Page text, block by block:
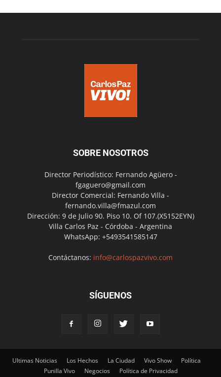
SOBRE NOSOTROS
Director Periodístico: Fernando Agüero -
fgaguero@gmail.com
Director Comercial: Fernando Villa -
fernando.villa@fmazul.com
Dirección: 9 de Julio 90. Piso 10. Of 107.(X5152EYN)
Villa Carlos Paz - Córdoba - Argentina
WhatsApp: +5493541585147
Contáctanos: info@carlospazvivo.com
SÍGUENOS
Ultimas Noticias Los Hechos La Ciudad Vivo Show
Política
Punilla Vivo
Negocios Política de Privacidad